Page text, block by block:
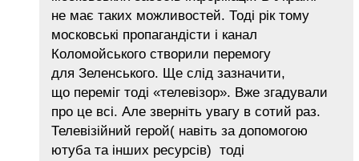
не має таких можливостей. Тоді рік тому
московські пропагандісти і канал
Коломойського створили перемогу
для Зеленського. Ще слід зазначити,
що переміг тоді «телевізор». Вже згадували
про це всі. Але зверніть увагу в сотий раз.
Телевізійний герой( навіть за допомогою
ютуба та інших ресурсів) тоді